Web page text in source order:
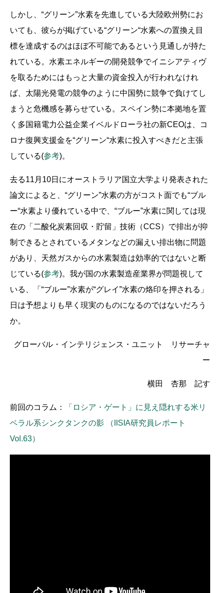
しかし、“グリーン”水素を先進している大陸欧州勢にお
いても、彼らが掲げている“グリーン“水素への置換え目
標を達成するのはほぼ不可能であるという見通しが持た
れている。水素エネルギーの開発競争でイニシアティヴ
を取るためにはもっと大量の資金投入が行われなけれ
ば、太陽光発電の競争のように中国勢に競争で負けてし
まうと危機感を募らせている。スペイン勢に本拠地を置
く多国籍電力公益企業イベルドローラ社の新CEOは、コ
ロナ復興支援金を“グリーン“水素に投入すべきだと主張
している(参考)。
去る11月10日にオーストラリア国立大学より発表された
論文によると、“グリーン”水素の方がコスト面でも“ブル
ー“水素より優れている中で、“ブルー”水素に関しては現
在の「二酸化炭素回収・貯留」技術（CCS）で排出が抑
制できるとされているメタンなどの漏えい排出物に問題
があり、天然ガスからの水素製造は効率的ではないと断
じている(参考)。我が国の水素製造産業界が問題視して
いる、「“ブルー”水素が“グレイ”水素の烙印を押される」
日は予想よりも早く現実のものになるのではないだろう
か。
グローバル・インテリジェンス・ユニット リサーチャ
ー
横田 杏那 記す
前回のコラム：
「ロシア・ゲート」に見え隠れする米リ
ベラル系シンクタンクの影 （IISIA研究員レポート
Vol.63）